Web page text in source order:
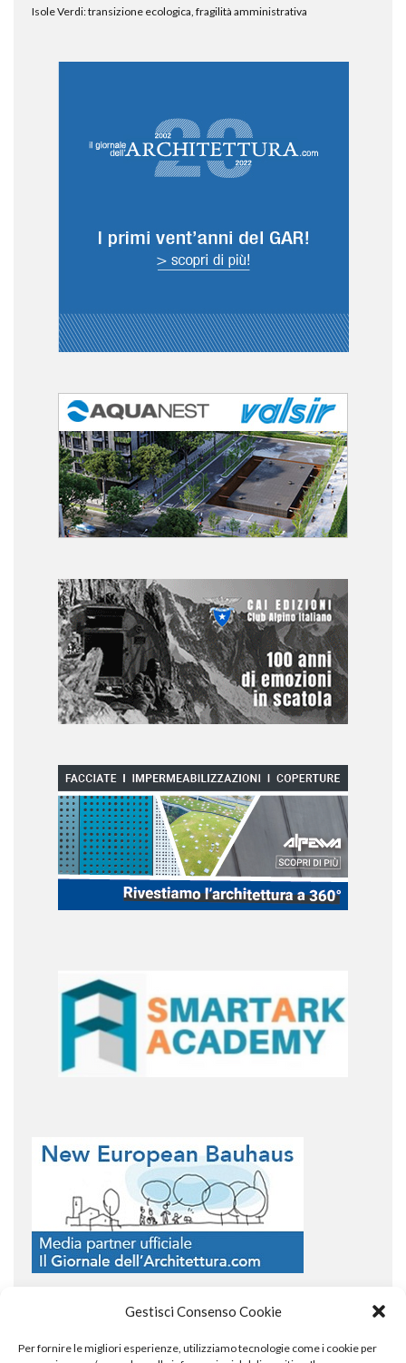
Gestisci Consenso Cookie
Per fornire le migliori esperienze, utilizziamo tecnologie come i cookie per
Isole Verdi: transizione ecologica, fragilità amministrativa
COPYRIGHT